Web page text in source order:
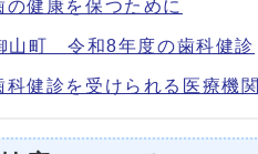
の健康を保つために
山町 令和8年度の歯科健診
科健診を受けられる医療機関